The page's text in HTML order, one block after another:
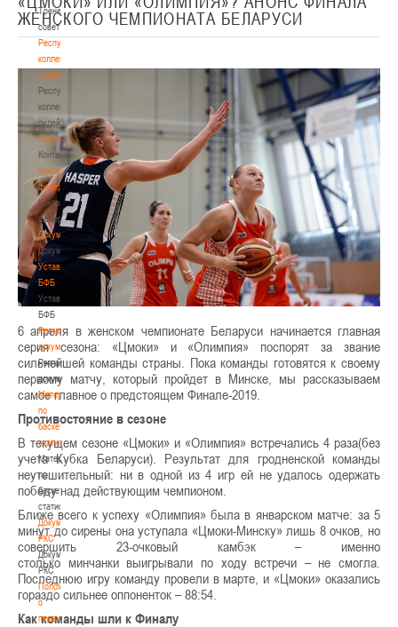
Тренерский
совет
Республиканская
коллегия
судей
Республиканская
коллегия
судей
Контакты
Контакты
Контакты
федерации
Контакты
федерации
Документы
Документы
Устав
БФБ
Устав
БФБ
Регламентирующие
документы
Регламентирующие
документы
Материалы
по
баскетбольной
статистике
Материалы
по
баскетбольной
статистике
Документы
РКС
Документы
РКС
Положение
о
переходах
ЖЕНСКОГО ЧЕМПИОНАТА БЕЛАРУСИ
6 апреля в женском чемпионате Беларуси начинается главная
серия сезона: «Цмоки» и «Олимпия» поспорят за звание
сильнейшей команды страны. Пока команды готовятся к своему
первому матчу, который пройдет в Минске, мы рассказываем
самое главное о предстоящем Финале-2019.
Противостояние в сезоне
В текущем сезоне «Цмоки» и «Олимпия» встречались 4 раза(без
учета Кубка Беларуси). Результат для гродненской команды
неутешительный: ни в одной из 4 игр ей не удалось одержать
победу над действующим чемпионом.
Ближе всего к успеху «Олимпия» была в январском матче: за 5
минут до сирены она уступала «Цмоки-Минску» лишь 8 очков, но
совершить 23-очковый камбэк – именно
столько минчанки выигрывали по ходу встречи – не смогла.
Последнюю игру команду провели в марте, и «Цмоки» оказались
гораздо сильнее оппоненток – 88:54.
Как команды шли к Финалу